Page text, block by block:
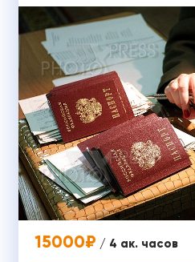
15000₽ / 4 ак. часов